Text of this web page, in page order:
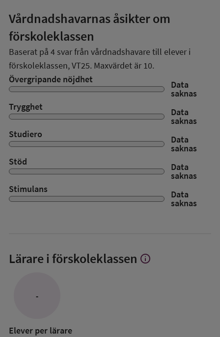
Vårdnadshavarnas åsikter om
förskoleklassen
Baserat på 4 svar från vårdnadshavare till elever i
förskoleklassen,VT25. Maxvärdet är 10.
Övergripande nöjdhet
Data
saknas
Trygghet
Data
saknas
Studiero
Data
saknas
Stöd
Data
saknas
Stimulans
Data
saknas
Lärare i förskoleklassen Visa
info
-
Elever per lärare